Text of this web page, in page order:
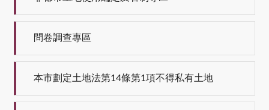
問卷調查專區
本市劃定土地法第14條第1項不得私有土地